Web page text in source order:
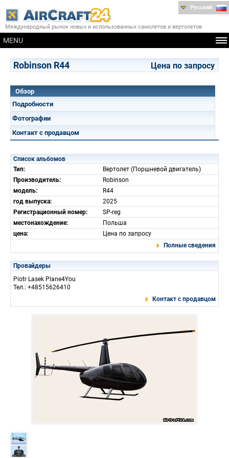
Международный рынок новых и использованных самолетов и вертолетов
MENU
Русский
Robinson R44 Цена по запросу
Обзор
Подробности
Фотографии
Контакт с продавцом
Список альбомов
Тип:
Вертолет (Поршневой двигатель)
Производитель:
Robinson
модель:
R44
год выпуска:
2025
Регистрационный номер:
SP-reg
местонахождение:
Польша
цена:
Цена по запросу
Полные сведения
Провайдеры
Piotr Lasek Plane4You
Тел.: +48515626410
Контакт с продавцом